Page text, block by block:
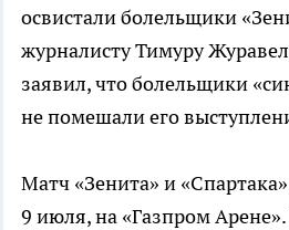
освистали болельщики
журналисту Тимуру
заявил, что болельщики
не помешали его
Матч «Зенита» и
9 июля, на «Газпром Арене».